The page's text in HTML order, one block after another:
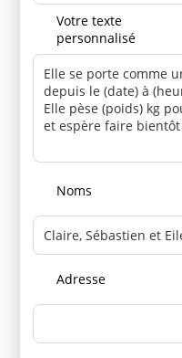
Votre texte
personnalisé
Noms
Adresse